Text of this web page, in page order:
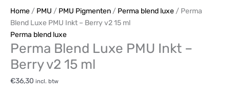
Home / PMU / PMU Pigmenten / Perma blend luxe / Perma
Blend Luxe PMU Inkt – Berry v2 15 ml
Perma blend luxe
Perma Blend Luxe PMU Inkt –
Berry v2 15 ml
€36,30 incl. btw